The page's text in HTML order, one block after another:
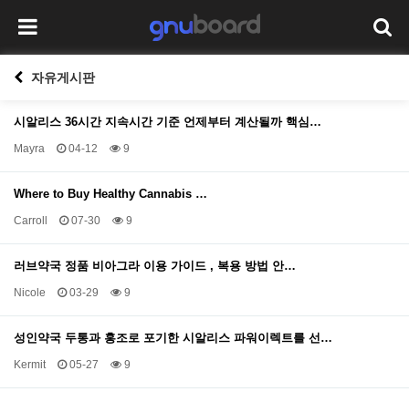
자유게시판
시알리스 36시간 지속시간 기준 언제부터 계산될까 핵심…
Mayra 04-12 9
Where to Buy Healthy Cannabis …
Carroll 07-30 9
러브약국 정품 비아그라 이용 가이드 , 복용 방법 안…
Nicole 03-29 9
성인약국 두통과 홍조로 포기한 시알리스 파워이렉트를 선…
Kermit 05-27 9